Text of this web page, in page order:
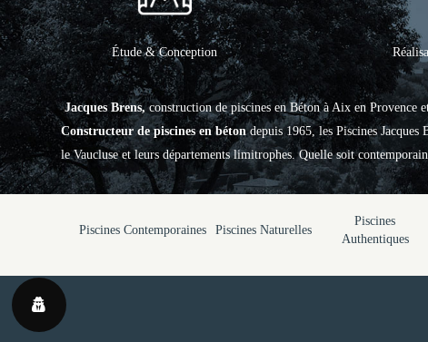
Étude & Conception
Jacques Brens,construction de piscines en Béton à Aix en Provence
Constructeur de piscines en bétondepuis 1965, les Piscines Jacques
le Vaucluse et leurs départements limitrophes. Quelle soit
Piscines Contemporaines Piscines Naturelles
Piscines
Authentiques